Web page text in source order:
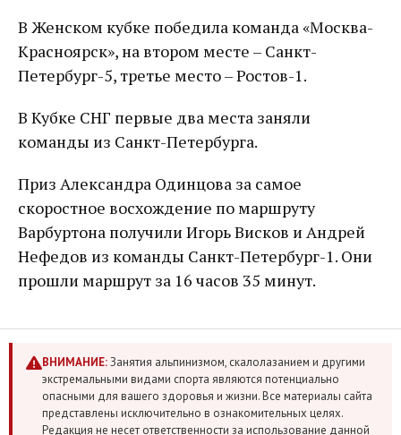
В Женском кубке победила команда «Москва-
Красноярск», на втором месте – Санкт-
Петербург-5, третье место – Ростов-1.
В Кубке СНГ первые два места заняли
команды из Санкт-Петербурга.
Приз Александра Одинцова за самое
скоростное восхождение по маршруту
Варбуртона получили Игорь Висков и Андрей
Нефедов из команды Санкт-Петербург-1. Они
прошли маршрут за 16 часов 35 минут.
ВНИМАНИЕ:Занятия альпинизмом, скалолазанием и другими
экстремальными видами спорта являются потенциально
опасными для вашего здоровья и жизни. Все материалы сайта
представлены исключительно в ознакомительных целях.
Редакция не несет ответственности за использование данной